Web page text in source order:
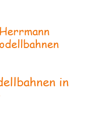
Herrmann
in